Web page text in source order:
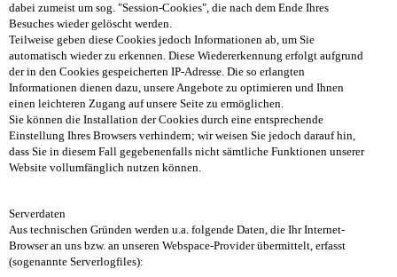
dabei zumeist um sog. "Session-Cookies", die nach dem Ende Ihres
Besuches wieder gelöscht werden.
Teilweise geben diese Cookies jedoch Informationen ab, um Sie
automatisch wieder zu erkennen. Diese Wiedererkennung erfolgt aufgrund
der in den Cookies gespeicherten IP-Adresse. Die so erlangten
Informationen dienen dazu, unsere Angebote zu optimieren und Ihnen
einen leichteren Zugang auf unsere Seite zu ermöglichen.
Sie können die Installation der Cookies durch eine entsprechende
Einstellung Ihres Browsers verhindern; wir weisen Sie jedoch darauf hin,
dass Sie in diesem Fall gegebenenfalls nicht sämtliche Funktionen unserer
Website vollumfänglich nutzen können.
Serverdaten
Aus technischen Gründen werden u.a. folgende Daten, die Ihr Internet-
Browser an uns bzw. an unseren Webspace-Provider übermittelt, erfasst
(sogenannte Serverlogfiles):